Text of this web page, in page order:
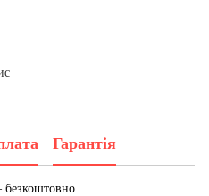
Гарантія